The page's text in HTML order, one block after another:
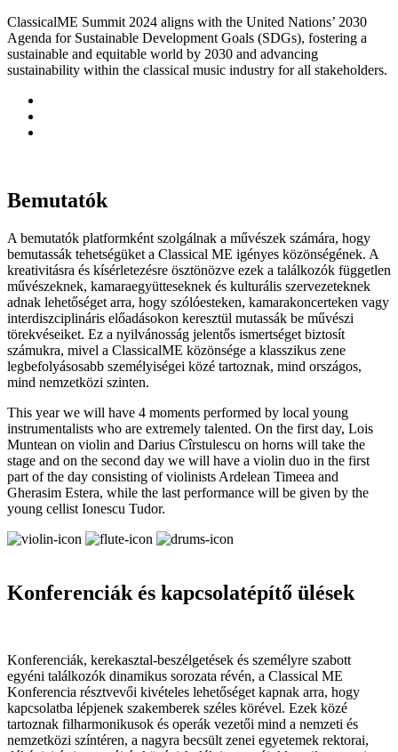
ClassicalME Summit 2024 aligns with the United Nations’ 2030
Agenda for Sustainable Development Goals (SDGs), fostering a
sustainable and equitable world by 2030 and advancing
sustainability within the classical music industry for all stakeholders.
Bemutatók
A bemutatók platformként szolgálnak a művészek számára, hogy
bemutassák tehetségüket a Classical ME igényes közönségének. A
kreativitásra és kísérletezésre ösztönözve ezek a találkozók független
művészeknek, kamaraegyütteseknek és kulturális szervezeteknek
adnak lehetőséget arra, hogy szólóesteken, kamarakoncerteken vagy
interdiszciplináris előadásokon keresztül mutassák be művészi
törekvéseiket. Ez a nyilvánosság jelentős ismertséget biztosít
számukra, mivel a ClassicalME közönsége a klasszikus zene
legbefolyásosabb személyiségei közé tartoznak, mind országos,
mind nemzetközi szinten.
This year we will have 4 moments performed by local young
instrumentalists who are extremely talented. On the first day, Lois
Muntean on violin and Darius Cîrstulescu on horns will take the
stage and on the second day we will have a violin duo in the first
part of the day consisting of violinists Ardelean Timeea and
Gherasim Estera, while the last performance will be given by the
young cellist Ionescu Tudor.
Konferenciák és kapcsolatépítő ülések
Konferenciák, kerekasztal-beszélgetések és személyre szabott
egyéni találkozók dinamikus sorozata révén, a Classical ME
Konferencia résztvevői kivételes lehetőséget kapnak arra, hogy
kapcsolatba lépjenek szakemberek széles körével. Ezek közé
tartoznak filharmonikusok és operák vezetői mind a nemzeti és
nemzetközi színtéren, a nagyra becsült zenei egyetemek rektorai,